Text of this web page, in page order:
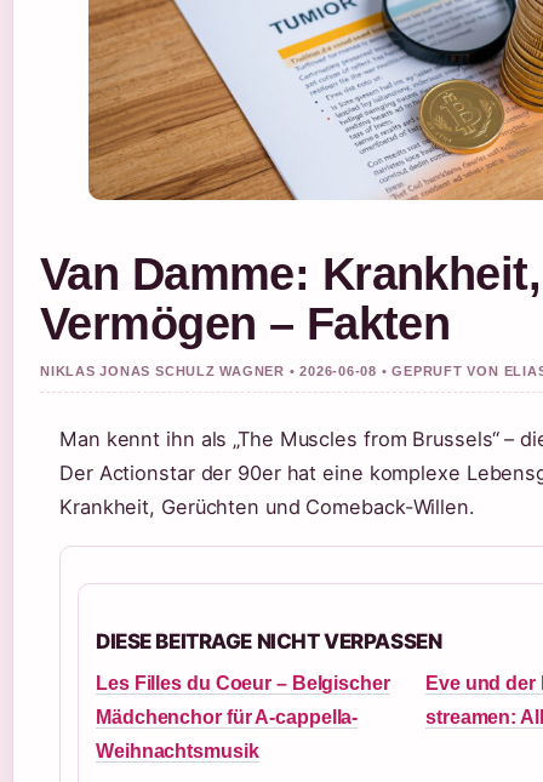
Van Damme:
Vermögen – Fakten
NIKLAS JONAS SCHULZ WAGNER • 2026-06-08 • GEPRUFT VON
Man kennt ihn als „The Muscles from Brussels“ –
Der Actionstar der 90er hat eine komplexe
Krankheit, Gerüchten und Comeback-Willen.
DIESE BEITRAGE NICHT VERPASSEN
Les Filles du Coeur – Belgischer
Mädchenchor für A-cappella-
Weihnachtsmusik
Eve und der
streamen: